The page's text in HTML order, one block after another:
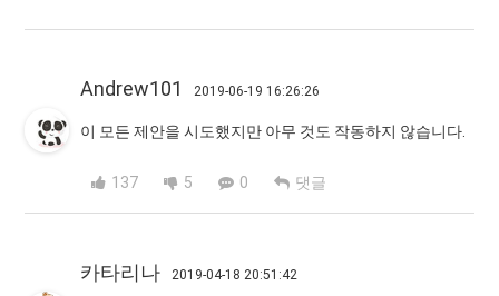
Andrew101 2019-06-19 16:26:26
이 모든 제안을 시도했지만 아무 것도 작동하지 않습니다.
137 5 0 댓글
카타리나 2019-04-18 20:51:42